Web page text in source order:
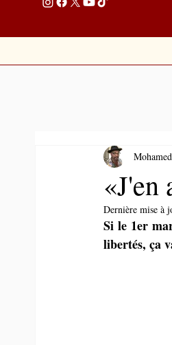
«J'en
Dernière mise à
Si le 1er
libertés, ça